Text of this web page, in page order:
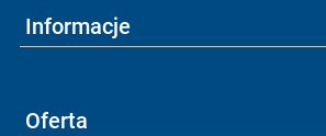
Informacje
Oferta